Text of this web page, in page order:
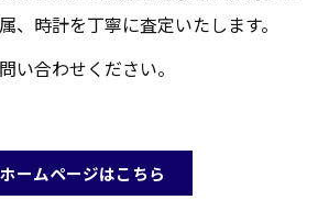
、時計を丁寧に査定いたします。
い合わせください。
ホームページはこちら